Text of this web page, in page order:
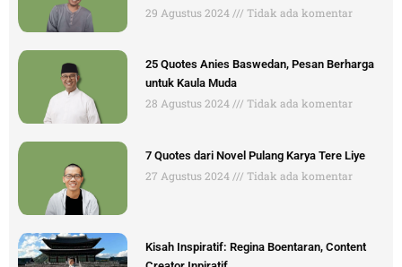
29 Agustus 2024 Tidak ada komentar
25 Quotes Anies Baswedan, Pesan Berharga
untuk Kaula Muda
28 Agustus 2024 Tidak ada komentar
7 Quotes dari Novel Pulang Karya Tere Liye
27 Agustus 2024 Tidak ada komentar
Kisah Inspiratif: Regina Boentaran, Content